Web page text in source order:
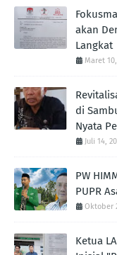
akan
Langkat
Maret
di
Nyata
Juli 14,
PW
PUPR
Oktober
Ketua